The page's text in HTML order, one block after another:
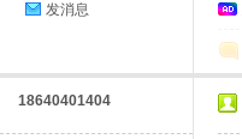
发消息
18640401404